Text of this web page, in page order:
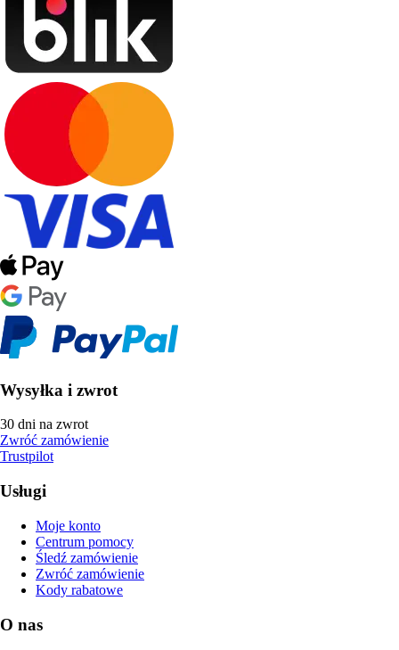
Wysyłka i zwrot
30 dni na zwrot
Zwróć zamówienie
Trustpilot
Usługi
Moje konto
Centrum pomocy
Śledź zamówienie
Zwróć zamówienie
Kody rabatowe
O nas